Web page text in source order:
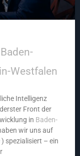
Westfalen
Intelligenz
Front der
in Baden-
wir uns auf
spezialisiert – ein